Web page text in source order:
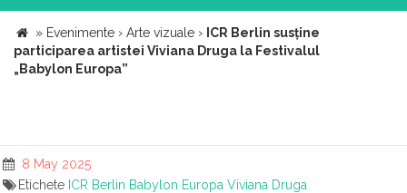
» Evenimente › Arte vizuale › ICR Berlin susține
participarea artistei Viviana Druga la Festivalul
„Babylon Europa”
8 May 2025
Etichete ICR Berlin Babylon Europa Viviana Druga